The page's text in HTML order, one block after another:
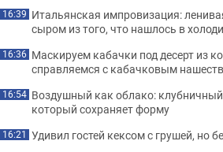
16:39 Итальянская импровизация:
сыром из того, что нашлось в
16:36 Маскируем кабачки под десерт из
справляемся с кабачковым
16:54 Воздушный как облако:
который сохраняет форму
16:21 Удивил гостей кексом с грушей, но